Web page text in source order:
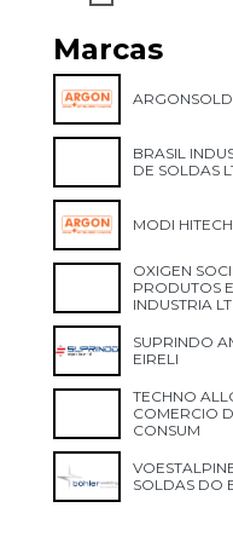
Marcas
BRASIL
DE SOLDAS
MODI
OXIGEN
PRODUTOS
INDUSTRIA
SUPRINDO
EIRELI
TECHNO
COMERCIO
CONSUM
SOLDAS DO